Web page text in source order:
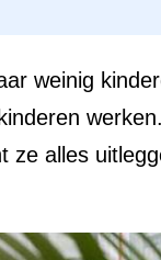
weinig
alles